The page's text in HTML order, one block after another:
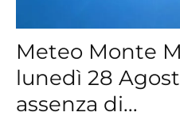
Meteo Monte
lunedì 28
assenza di...